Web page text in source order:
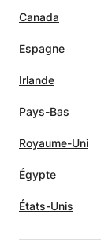
vous
pleine
Canada
Espagne
Irlande
Pays-Bas
Royaume-Uni
Égypte
États-Unis